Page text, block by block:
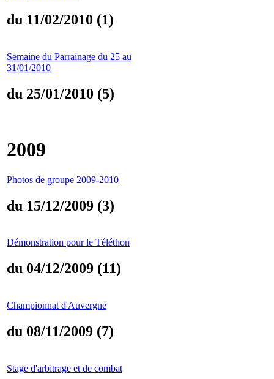
du 11/02/2010 (1)
Semaine du Parrainage du 25 au
31/01/2010
du 25/01/2010 (5)
2009
Photos de groupe 2009-2010
du 15/12/2009 (3)
Démonstration pour le Téléthon
du 04/12/2009 (11)
Championnat d'Auvergne
du 08/11/2009 (7)
Stage d'arbitrage et de combat